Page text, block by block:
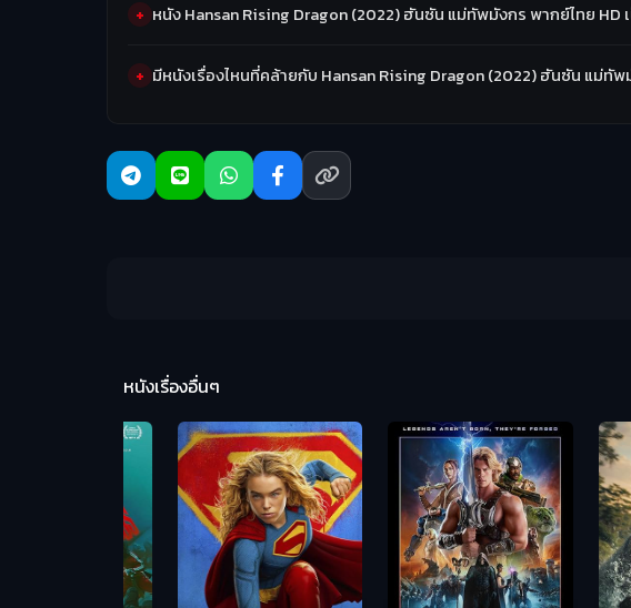
หนัง Hansan Rising Dragon (2022) ฮันซัน แม่ทัพมังกร พากย์ไทย HD เ
มีหนังเรื่องไหนที่คล้ายกับ Hansan Rising Dragon (2022) ฮันซัน แม่ทัพ
หนังเรื่องอื่นๆ